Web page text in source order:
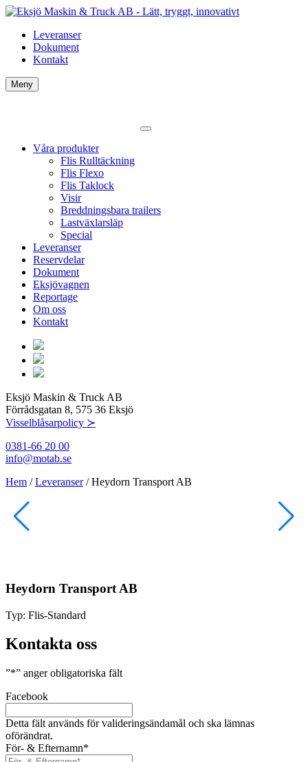
Leveranser
Dokument
Kontakt
Meny
Våra produkter
Flis Rulltäckning
Flis Flexo
Flis Taklock
Visir
Breddningsbara trailers
Lastväxlarsläp
Special
Leveranser
Reservdelar
Dokument
Eksjövagnen
Reportage
Om oss
Kontakt
Eksjö Maskin & Truck AB
Förrådsgatan 8, 575 36 Eksjö
Visselblåsarpolicy ≻
0381-66 20 00
info@motab.se
Hem /Leveranser/Heydorn Transport AB
Heydorn Transport AB
Typ: Flis-Standard
Kontakta oss
”*” anger obligatoriska fält
Facebook
Detta fält används för valideringsändamål och ska lämnas
oförändrat.
För- & Efternamn*